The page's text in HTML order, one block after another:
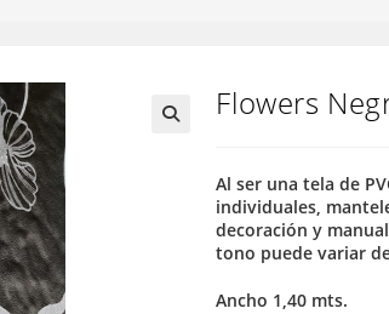
Flowers
Al ser una tela de
individuales,
decoración y
tono puede variar
Ancho 1,40 mts.